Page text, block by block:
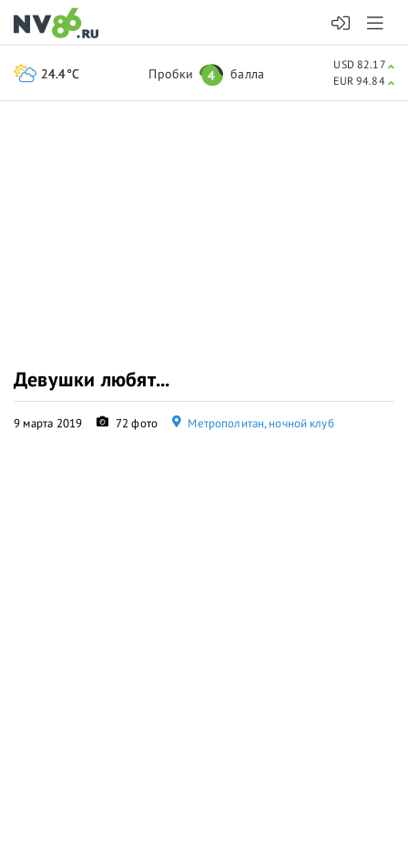
Девушки любят...
9 марта 2019 72 фото Метрополитан, ночной клуб
24.4°C Пробки 4 балла
USD 82.17
EUR 94.84